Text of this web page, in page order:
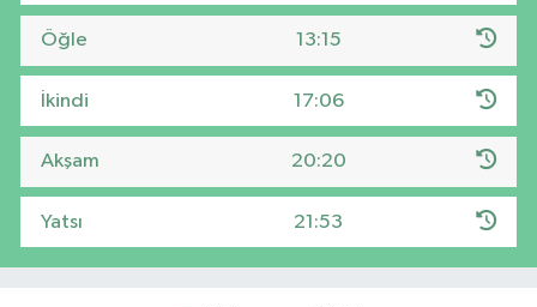
Öğle 13:15
İkindi 17:06
Akşam 20:20
Yatsı 21:53